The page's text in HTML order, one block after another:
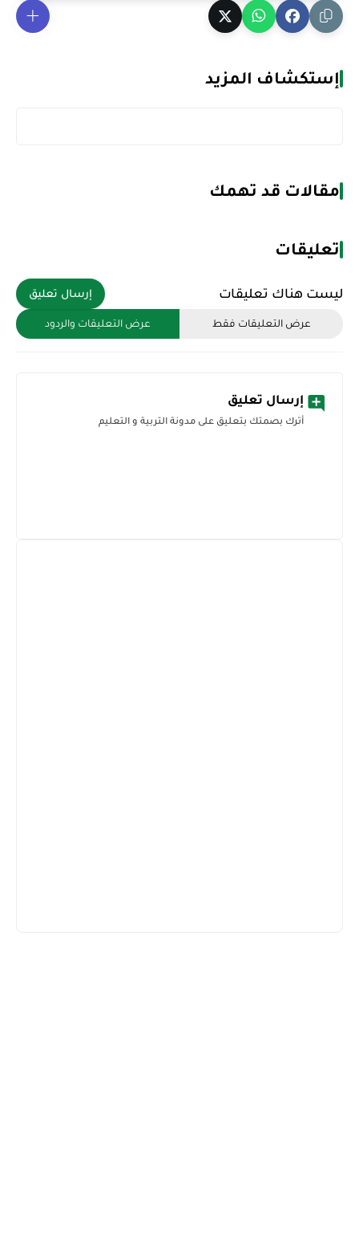
إستكشاف المزيد
مقالات قد تهمك
تعليقات
ليست هناك تعليقات إرسال تعليق
عرض التعليقات فقط عرض التعليقات والردود
إرسال تعليق
أترك بصمتك بتعليق على مدونة التربية و التعليم